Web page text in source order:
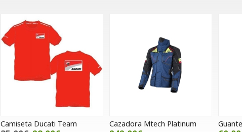
Camiseta Ducati Team Cazadora Mtech Platinum